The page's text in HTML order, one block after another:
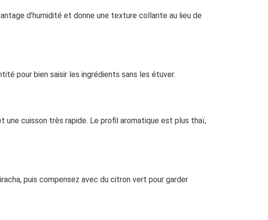
d’humidité et donne une texture collante au lieu de
pour bien saisir les ingrédients sans les étuver.
une cuisson très rapide. Le profil aromatique est plus thaï,
puis compensez avec du citron vert pour garder